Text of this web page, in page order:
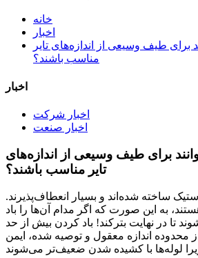
خانه
اخبار
برای طیف وسیعی از اندازه‌های تایر
مناسب باشند؟
اخبار
اخبار شرکت
اخبار صنعت
برای طیف وسیعی از اندازه‌های
تایر مناسب باشند؟
ساخته شده‌اند و بسیار انعطاف‌پذیرند.
به این صورت که اگر مدام آن‌ها را باد
تا در نهایت بترکند! باد کردن بیش از حد
محدوده اندازه معقول و توصیه شده، ایمن